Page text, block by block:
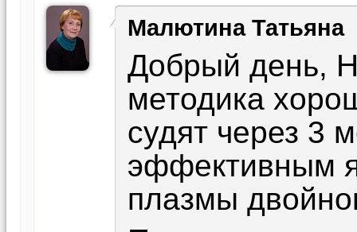
Малютина Татьяна
Добрый день,
методика
судят через 3
эффективным
плазмы